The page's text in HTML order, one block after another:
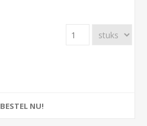
BESTEL NU!